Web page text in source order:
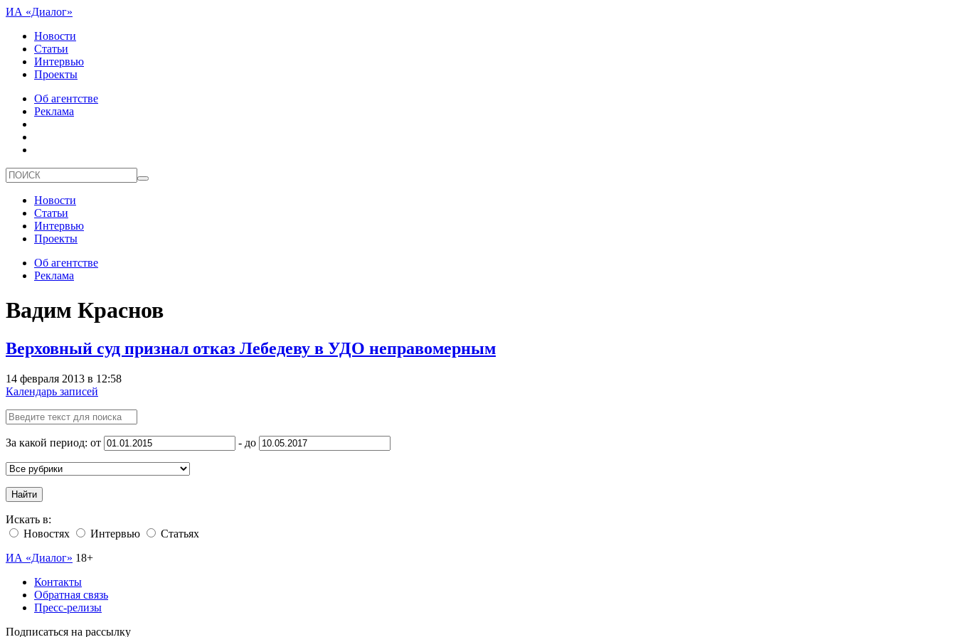
ИА «Диалог»
Новости
Статьи
Интервью
Проекты
Об агентстве
Реклама
Новости
Статьи
Интервью
Проекты
Об агентстве
Реклама
Вадим Краснов
Верховный суд признал отказ Лебедеву в УДО неправомерным
14 февраля 2013 в 12:58
Календарь записей
За какой период: от - до
Найти
Искать в:
Новостях
Интервью
Статьях
ИА «Диалог» 18+
Контакты
Обратная связь
Пресс-релизы
Подписаться на рассылку